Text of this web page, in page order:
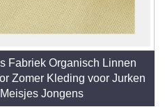
Fabriek Organisch Linnen
Zomer Kleding voor Jurken
Jongens